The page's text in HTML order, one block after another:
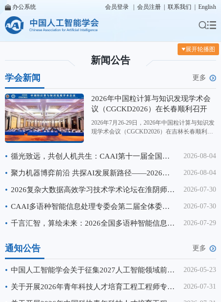
办公系统 会员登录 会员注册 联系我们 English
展开轮播图
新闻公告
学会新闻 更多
2026年中国粒计算与知识发现学术会
议（CGCKD2026）在长春顺利召开
2026年7月26-29日，2026年中国粒计算与知识发
现学术会议（CGCKD2026）在吉林长春顺利召
议、第十四届三支决策学术会议，由中国人工智
专委会协办，国际粗糙集学会支持，长春师范大
学与长春理工大学联合承办。来自全国百余所高
校、科研院所的500余名专家学者、
• 循光致远，共创人机共生：CAAI第十一届全国大数据与社会计算学术会议（CAAI BDSC2026）在重庆成功召开 2026-08-04
• 聚力机器博弈前沿 共探AI发展新路径——2026中国机器博弈学术会议顺利举办 2026-08-04
• 2026复杂大数据高效学习技术学术论坛在淮阴师范学院成功举办 2026-07-30
• CAAI多语种智能信息处理专委会第二届全体委员大会暨换届会议顺利召开 2026-07-30
• 千言汇智，算绘未来：2026全国多语种智能信息处理会议（IMLIP 2026）成功举办 2026-07-29
通知公告 更多
• 中国人工智能学会关于征集2027人工智能领域前沿科学问题、工程技术难题和产业技术问题的通知 2026-05-23
• 关于开展2026年青年科技人才培育工程工程师专项计划申报工作的通知 2026-07-31